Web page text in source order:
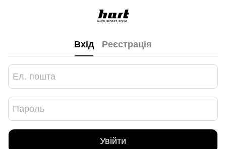
Вхід Реєстрація
Увійти